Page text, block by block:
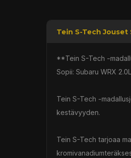
Tein S-Tech Jouset
**Tein S-Tech -
Sopii: Subaru WRX
Tein S-Tech -
kestävyyden.
Tein S-Tech tarjoaa